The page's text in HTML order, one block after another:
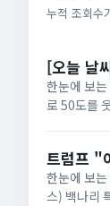
누적 조회수
[오늘 날
한눈에 보
로 50도를
트럼프 "
한눈에 보
스) 백나리